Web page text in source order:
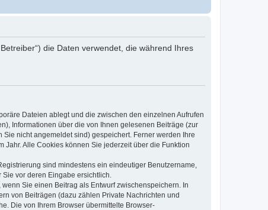
die Daten verwendet, die während Ihres
Dateien ablegt und die zwischen den einzelnen Aufrufen
Informationen über die von Ihnen gelesenen Beiträge (zur
nicht angemeldet sind) gespeichert. Ferner werden Ihre
Alle Cookies können Sie jederzeit über die Funktion
sind mindestens ein eindeutiger Benutzername,
vor deren Eingabe ersichtlich.
Sie einen Beitrag als Entwurf zwischenspeichern. In
von Beiträgen (dazu zählen Private Nachrichten und
Die von Ihrem Browser übermittelte Browser-